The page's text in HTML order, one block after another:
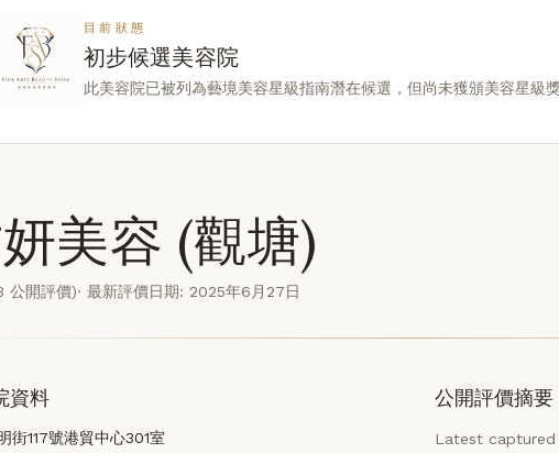
目前狀態
初步候選美容院
此美容院已被列為藝境美容星級指南潛在候選，但尚未獲頒美容星級獎
美容 (觀塘)
公開評價)· 最新評價日期: 2025年6月27日
資料
街117號港貿中心301室
公開評價摘要
Latest captured